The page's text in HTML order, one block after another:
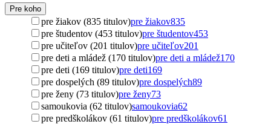
Pre koho
pre žiakov (835 titulov)pre žiakov835
pre študentov (453 titulov)pre študentov453
pre učiteľov (201 titulov)pre učiteľov201
pre deti a mládež (170 titulov)pre deti a mládež170
pre deti (169 titulov)pre deti169
pre dospelých (89 titulov)pre dospelých89
pre ženy (73 titulov)pre ženy73
samoukovia (62 titulov)samoukovia62
pre predškolákov (61 titulov)pre predškolákov61